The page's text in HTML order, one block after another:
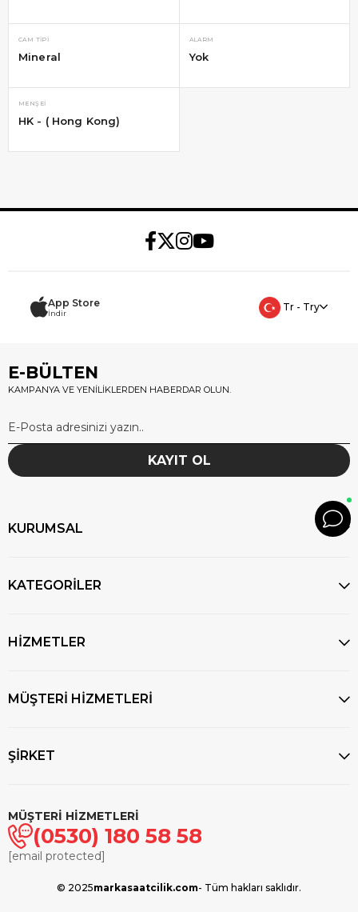
CAM TIPI
Mineral
ALARM
Yok
MENŞEI
HK - ( Hong Kong)
App Store
İndir
Tr - Try
E-BÜLTEN
KAMPANYA VE YENİLİKLERDEN HABERDAR OLUN.
KAYIT OL
KURUMSAL
KATEGORİLER
HİZMETLER
MÜŞTERİ HİZMETLERİ
ŞİRKET
MÜŞTERİ HİZMETLERİ
(0530) 180 58 58
[email protected]
© 2025markasaatcilik.com- Tüm hakları saklıdır.